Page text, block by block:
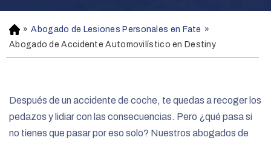
H
o
m
» Abogado de Lesiones Personales en Fate »
Abogado de Accidente Automovilístico en Destiny
Después de un accidente de coche, te quedas a recoger los
pedazos y lidiar con las consecuencias. Pero ¿qué pasa si
no tienes que pasar por eso solo? Nuestros abogados de